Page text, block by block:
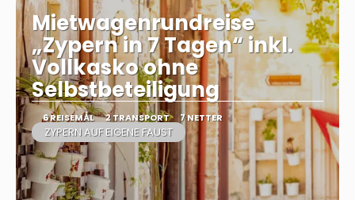
Mietwagenrundreise
„Zypern in 7 Tagen“ inkl.
Vollkasko ohne
Selbstbeteiligung
6 REISEMÅL 2 TRANSPORT 7 NETTER
ZYPERN AUF EIGENE FAUST